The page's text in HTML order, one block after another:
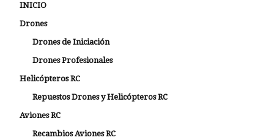
INICIO
Drones
Drones de Iniciación
Drones Profesionales
Helicópteros RC
Repuestos Drones y Helicópteros RC
Aviones RC
Recambios Aviones RC